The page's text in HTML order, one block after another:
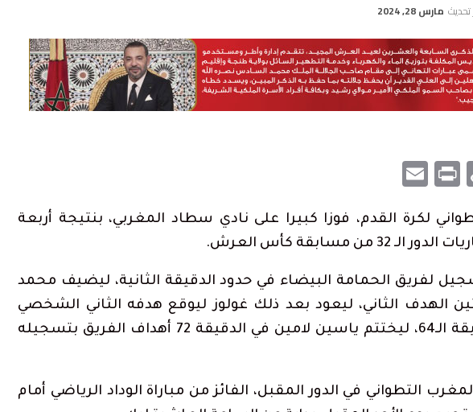
تحديث مارس 28, 2024
Copy
Print
لكرة القدم، فوزا كبيرا على نادي سطاد المغربي، بنتيجة أربعة
مسابقة كأس العرش.
لفريق الحمامة البيضاء في حدود الدقيقة الثانية، ليضيف محمد
الهدف الثاني، ليعود بعد ذلك غولوز ليوقع هدفه الثاني الشخصي
والثالث للماط في الدقيقة الـ64، ليختتم ياسين لامين في الدقيقة 72 أهداف الفريق بتسجيله
التطواني في الدور المقبل، الفائز من مباراة الوداد الرياضي أمام
يدعو إلى جمعه العام وسط
أحداث…
بسبتة المحتلة يطلق قناة
إحباط تهريب 350 كيلوغرامًا من الشيرا محشوة
داخل المدينة و862…
أغسطس 3, 2026
الصحافيين…
أغسطس 3, 2026
73 ألف مهاجر غادروا سبتة إلى المغرب وعدد
«تطوان ما فيها والو».. هل فعلاً لا تملك